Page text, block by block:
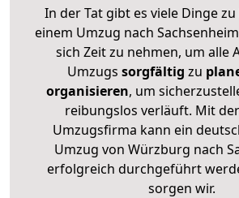
In der Tat gibt es viele Dinge
einem Umzug nach
sich Zeit zu nehmen, um alle
Umzugs sorgfältig zu
organisieren, um
reibungslos verläuft. Mit
Umzugsfirma kann ein
Umzug von Würzburg nach
erfolgreich durchgeführt
sorgen wir.